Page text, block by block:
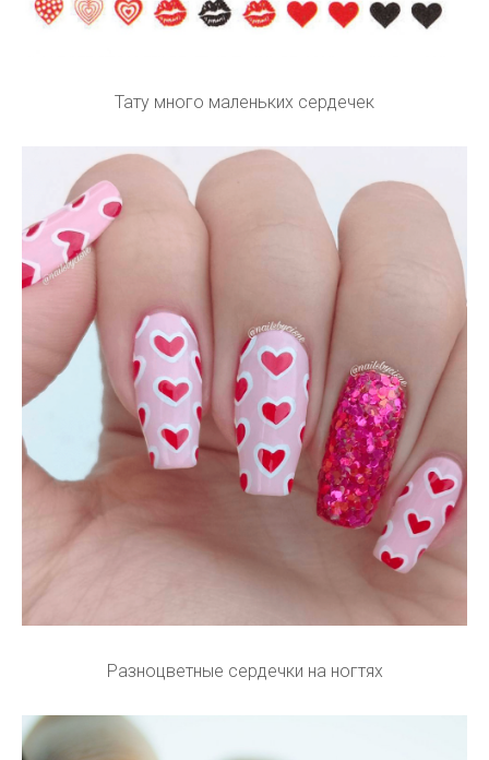
Тату много маленьких сердечек
Разноцветные сердечки на ногтях